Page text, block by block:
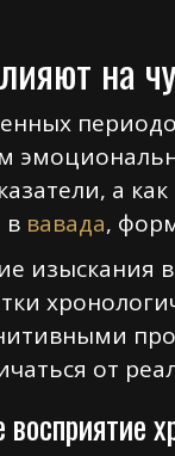
на
а
в вавада,
от